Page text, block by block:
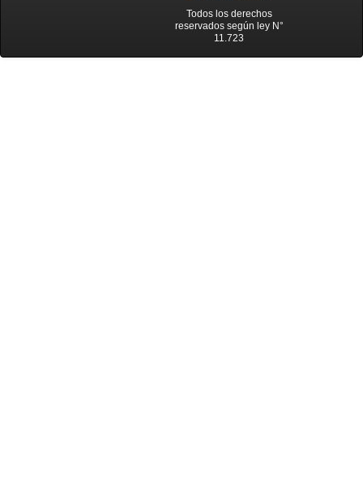
Todos los derechos
reservados según ley N°
11.723